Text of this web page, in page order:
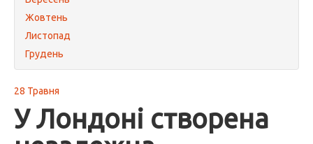
Жовтень
Листопад
Грудень
28 Травня
У Лондоні створена